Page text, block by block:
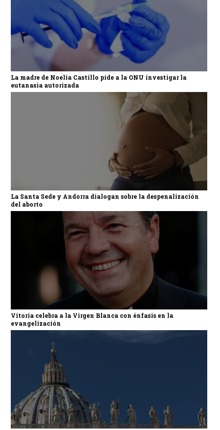
La madre de Noelia Castillo pide a la ONU investigar la
eutanasia autorizada
La Santa Sede y Andorra dialogan sobre la despenalización
del aborto
Vitoria celebra a la Virgen Blanca con énfasis en la
evangelización